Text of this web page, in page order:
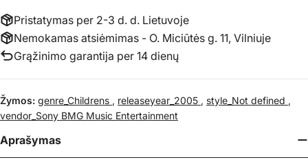
Pristatymas per 2-3 d. d. Lietuvoje
Nemokamas atsiėmimas - O. Miciūtės g. 11, Vilniuje
Grąžinimo garantija per 14 dienų
Žymos: genre_Childrens , releaseyear_2005 , style_Not defined ,
vendor_Sony BMG Music Entertainment
Aprašymas